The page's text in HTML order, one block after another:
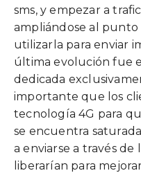
sms, y empezar a
ampliándose al
utilizarla para enviar
última evolución fue
dedicada
importante que los
tecnología 4G para
se encuentra
a enviarse a través de
liberarían para